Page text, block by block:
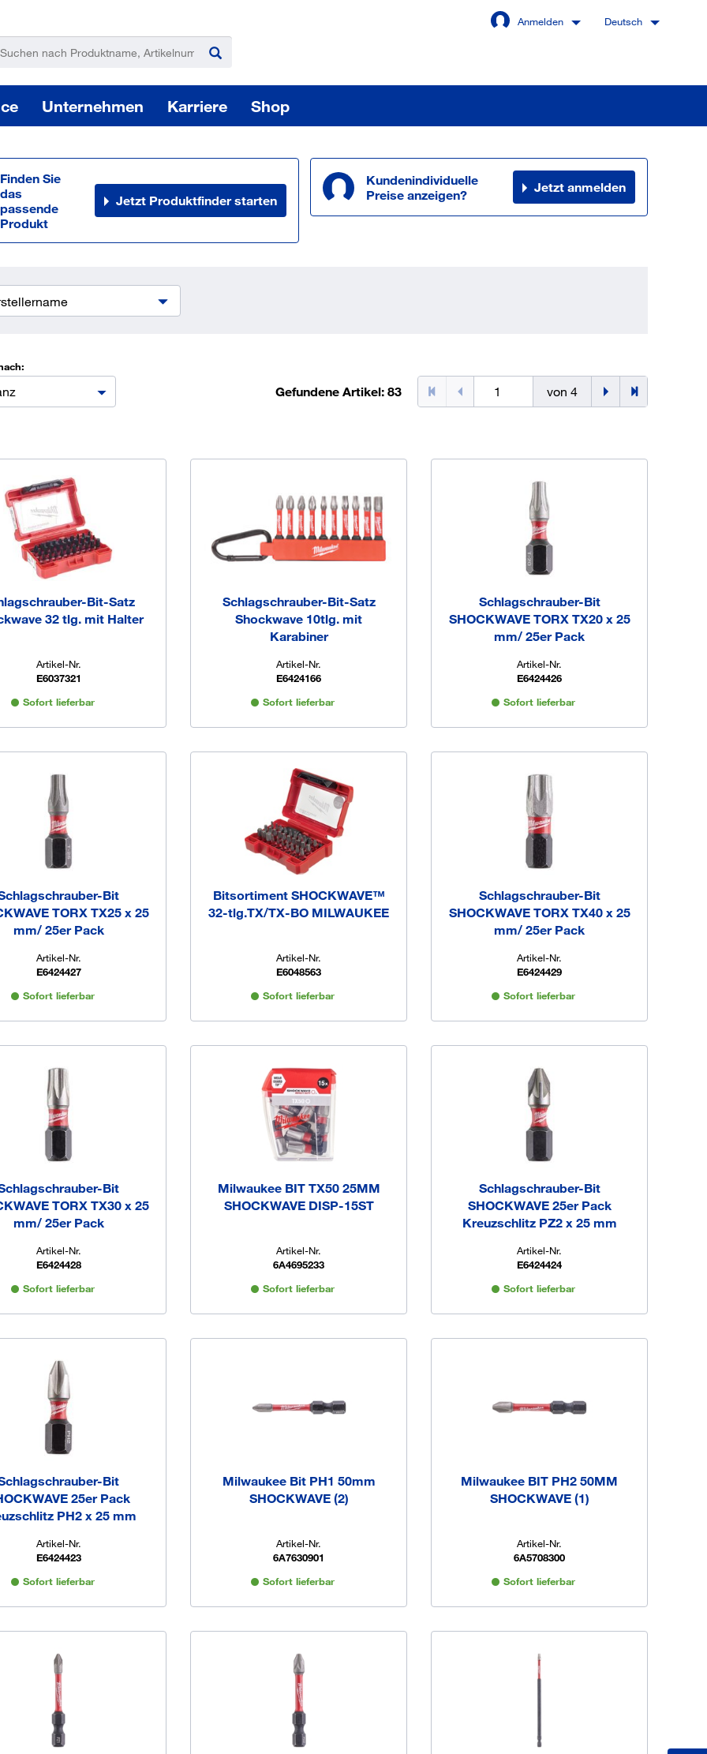
Anmelden
Angemeldet bleiben
Über 100.000 Artikel 24/7h
Warenwirtschaft
Prozess- & Produktberatung
Deutsch
Unternehmen Karriere Shop
Finden Sie
das
passende
Produkt
Jetzt Produktfinder starten
Kundenindividuelle
Preise anzeigen?
Jetzt anmelden
Gefundene Artikel: 83 von 4
Bit-Satz
32 tlg. mit Halter
Artikel-Nr.
E6037321
Sofort lieferbar
Schlagschrauber-Bit-Satz
Shockwave 10tlg. mit
Karabiner
Artikel-Nr.
E6424166
Sofort lieferbar
Schlagschrauber-Bit
SHOCKWAVE TORX TX20 x 25
mm/ 25er Pack
Artikel-Nr.
E6424426
Sofort lieferbar
Bit
TORX TX25 x 25
mm/ 25er Pack
Artikel-Nr.
E6424427
Sofort lieferbar
Bitsortiment SHOCKWAVE™
32-tlg.TX/TX-BO MILWAUKEE
Artikel-Nr.
E6048563
Sofort lieferbar
Schlagschrauber-Bit
SHOCKWAVE TORX TX40 x 25
mm/ 25er Pack
Artikel-Nr.
E6424429
Sofort lieferbar
Bit
TORX TX30 x 25
mm/ 25er Pack
Artikel-Nr.
E6424428
Sofort lieferbar
Milwaukee BIT TX50 25MM
SHOCKWAVE DISP-15ST
Artikel-Nr.
6A4695233
Sofort lieferbar
Schlagschrauber-Bit
SHOCKWAVE 25er Pack
Kreuzschlitz PZ2 x 25 mm
Artikel-Nr.
E6424424
Sofort lieferbar
Bit
25er Pack
PH2 x 25 mm
Artikel-Nr.
E6424423
Sofort lieferbar
Milwaukee Bit PH1 50mm
SHOCKWAVE (2)
Artikel-Nr.
6A7630901
Sofort lieferbar
Milwaukee BIT PH2 50MM
SHOCKWAVE (1)
Artikel-Nr.
6A5708300
Sofort lieferbar